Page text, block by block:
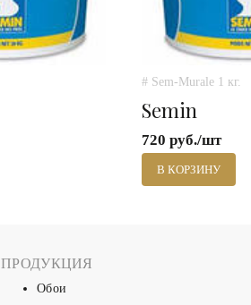
# Sem-Murale 1 кг.
Semin
720 руб./шт
В КОРЗИНУ
ПРОДУКЦИЯ
Обои